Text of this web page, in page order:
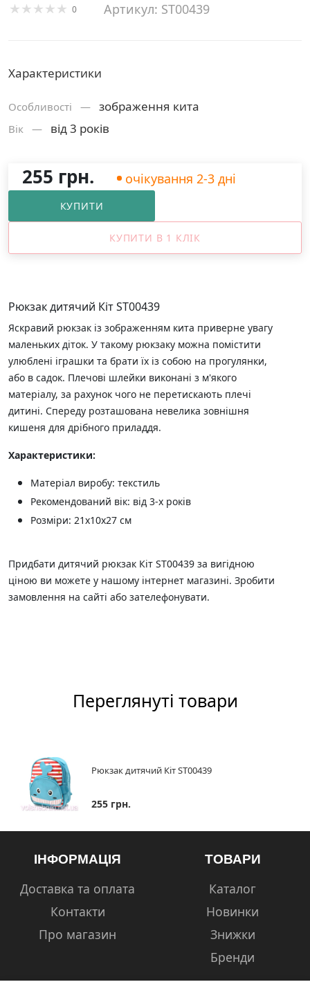
0 Артикул: ST00439
Характеристики
Особливості — зображення кита
Вік — від 3 років
255 грн. очікування 2-3 дні
КУПИТИ
КУПИТИ В 1 КЛІК
Рюкзак дитячий Кіт ST00439
Яскравий рюкзак із зображенням кита приверне увагу
маленьких діток. У такому рюкзаку можна помістити
улюблені іграшки та брати їх із собою на прогулянки,
або в садок. Плечові шлейки виконані з м'якого
матеріалу, за рахунок чого не перетискають плечі
дитині. Спереду розташована невелика зовнішня
кишеня для дрібного приладдя.
Характеристики:
Матеріал виробу: текстиль
Рекомендований вік: від 3-х років
Розміри: 21х10х27 см
Придбати дитячий рюкзак Кіт ST00439 за вигідною
ціною ви можете у нашому інтернет магазині. Зробити
замовлення на сайті або зателефонувати.
Переглянуті товари
Рюкзак дитячий Кіт ST00439
255 грн.
ІНФОРМАЦІЯ
Доставка та оплата
Контакти
Про магазин
ТОВАРИ
Каталог
Новинки
Знижки
Бренди